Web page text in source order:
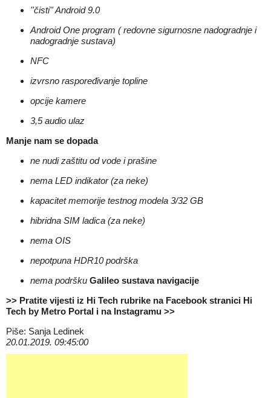
''čisti'' Android 9.0
Android One program ( redovne sigurnosne nadogradnje i
nadogradnje sustava)
NFC
izvrsno raspoređivanje topline
opcije kamere
3,5 audio ulaz
Manje nam se dopada
ne nudi zaštitu od vode i prašine
nema LED indikator (za neke)
kapacitet memorije testnog modela 3/32 GB
hibridna SIM ladica (za neke)
nema OIS
nepotpuna HDR10 podrška
nema podršku Galileo sustava navigacije
>> Pratite vijesti iz Hi Tech rubrike na Facebook stranici Hi
Tech by Metro Portal i na Instagramu >>
Piše: Sanja Ledinek
20.01.2019. 09:45:00